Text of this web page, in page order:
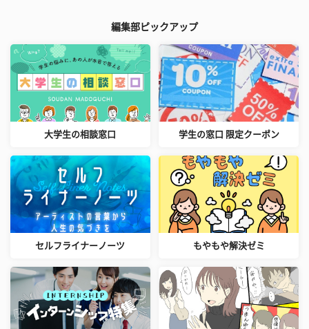
編集部ピックアップ
大学生の相談窓口 学生の窓口 限定クーポン
セルフライナーノーツ もやもや解決ゼミ